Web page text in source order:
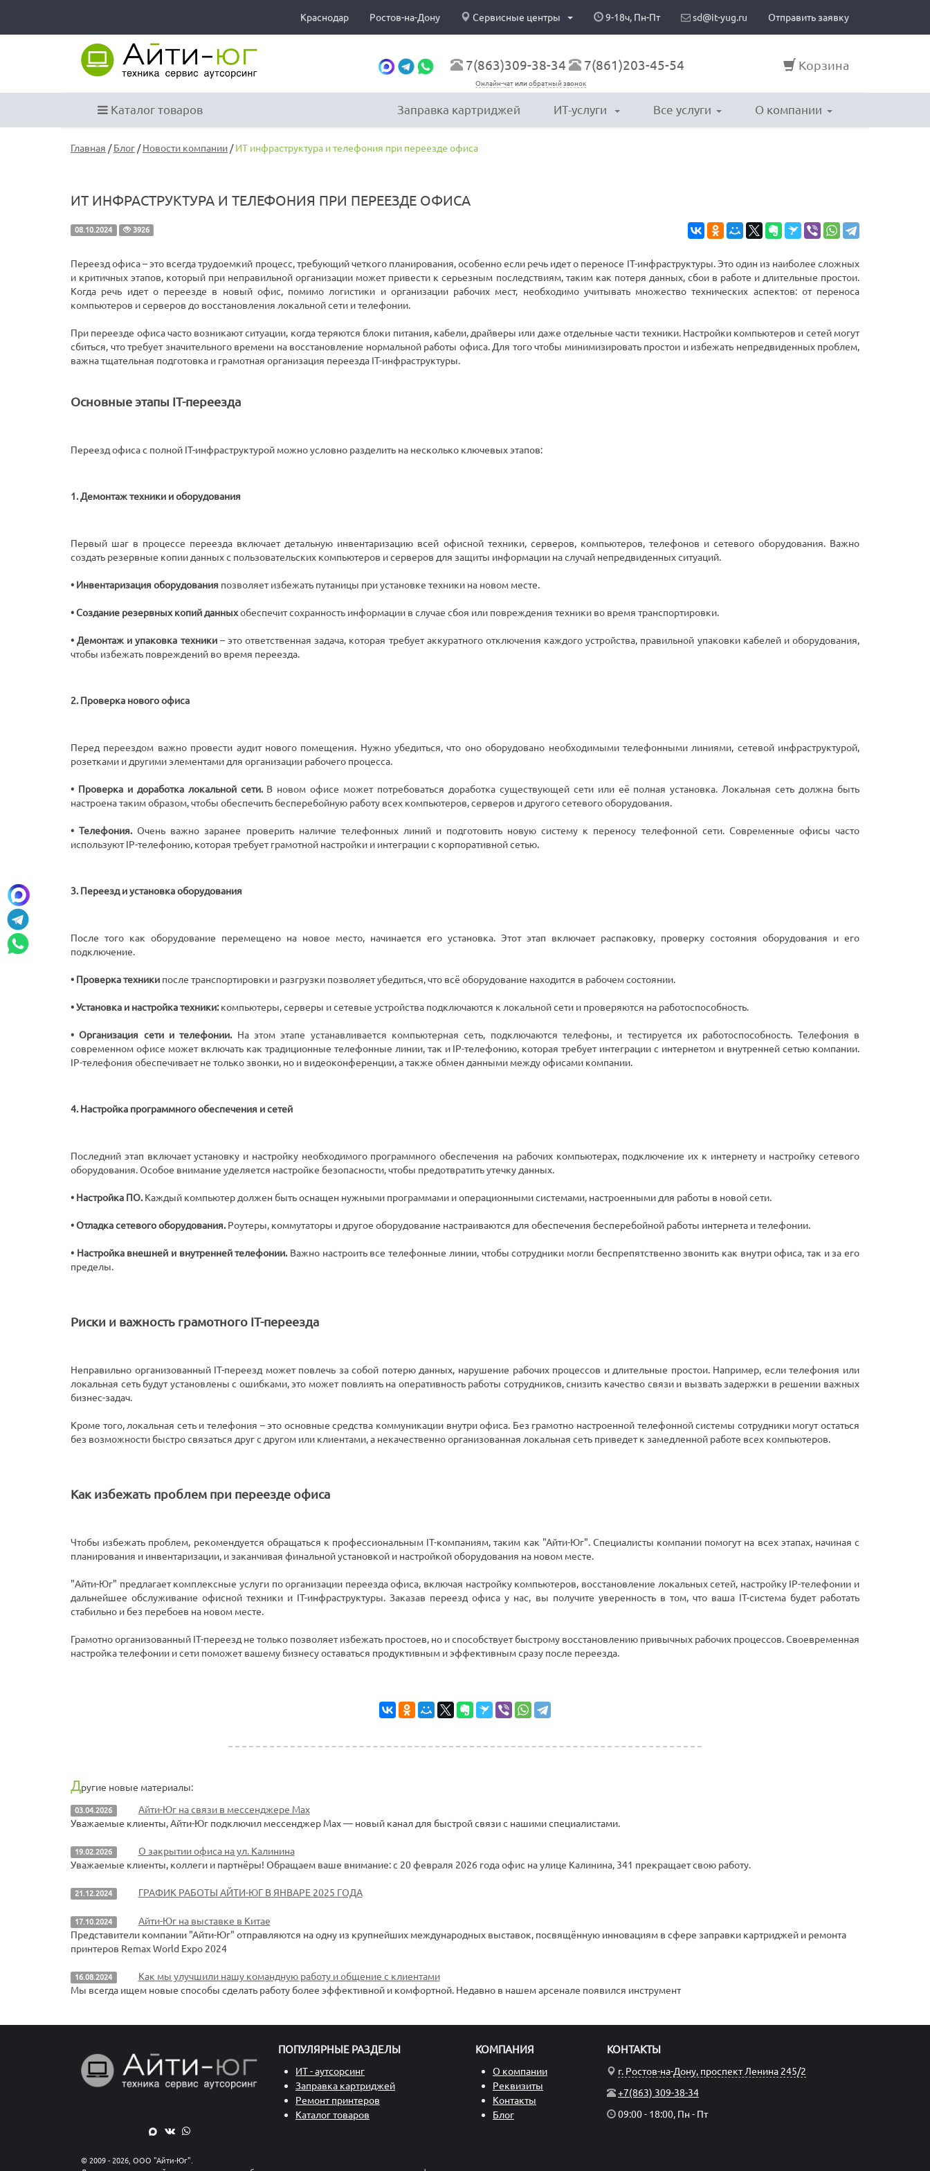
Краснодар Ростов-на-Дону Сервисные центры 9-18ч, Пн-Пт sd@it-yug.ru Отправить заявку
7(863)309-38-34 7(861)203-45-54
Онлайн-чатилиобратный звонок
Корзина
Каталог товаров Заправка картриджей ИТ-услуги Все услуги О компании
Главная /Блог/Новости компании/ИТ инфраструктура и телефония при переезде офиса
ИТ ИНФРАСТРУКТУРА И ТЕЛЕФОНИЯ ПРИ ПЕРЕЕЗДЕ ОФИСА
08.10.2024 3926
Переезд офиса – это всегда трудоемкий процесс, требующий четкого планирования, особенно если речь идет о переносе IT-инфраструктуры. Это один из наиболее сложных
и критичных этапов, который при неправильной организации может привести к серьезным последствиям, таким как потеря данных, сбои в работе и длительные простои.
Когда речь идет о переезде в новый офис, помимо логистики и организации рабочих мест, необходимо учитывать множество технических аспектов: от переноса
компьютеров и серверов до восстановления локальной сети и телефонии.
При переезде офиса часто возникают ситуации, когда теряются блоки питания, кабели, драйверы или даже отдельные части техники. Настройки компьютеров и сетей могут
сбиться, что требует значительного времени на восстановление нормальной работы офиса. Для того чтобы минимизировать простои и избежать непредвиденных проблем,
важна тщательная подготовка и грамотная организация переезда IT-инфраструктуры.
Основные этапы IT-переезда
Переезд офиса с полной IT-инфраструктурой можно условно разделить на несколько ключевых этапов:
1. Демонтаж техники и оборудования
Первый шаг в процессе переезда включает детальную инвентаризацию всей офисной техники, серверов, компьютеров, телефонов и сетевого оборудования. Важно
создать резервные копии данных с пользовательских компьютеров и серверов для защиты информации на случай непредвиденных ситуаций.
• Инвентаризация оборудования позволяет избежать путаницы при установке техники на новом месте.
• Создание резервных копий данныхобеспечит сохранность информации в случае сбоя или повреждения техники во время транспортировки.
• Демонтаж и упаковка техники– это ответственная задача, которая требует аккуратного отключения каждого устройства, правильной упаковки кабелей и оборудования,
чтобы избежать повреждений во время переезда.
2. Проверка нового офиса
Перед переездом важно провести аудит нового помещения. Нужно убедиться, что оно оборудовано необходимыми телефонными линиями, сетевой инфраструктурой,
розетками и другими элементами для организации рабочего процесса.
• Проверка и доработка локальной сети.В новом офисе может потребоваться доработка существующей сети или её полная установка. Локальная сеть должна быть
настроена таким образом, чтобы обеспечить бесперебойную работу всех компьютеров, серверов и другого сетевого оборудования.
• Телефония.Очень важно заранее проверить наличие телефонных линий и подготовить новую систему к переносу телефонной сети. Современные офисы часто
используют IP-телефонию, которая требует грамотной настройки и интеграции с корпоративной сетью.
3. Переезд и установка оборудования
После того как оборудование перемещено на новое место, начинается его установка. Этот этап включает распаковку, проверку состояния оборудования и его
подключение.
• Проверка техники после транспортировки и разгрузки позволяет убедиться, что всё оборудование находится в рабочем состоянии.
• Установка и настройка техники:компьютеры, серверы и сетевые устройства подключаются к локальной сети и проверяются на работоспособность.
• Организация сети и телефонии.На этом этапе устанавливается компьютерная сеть, подключаются телефоны, и тестируется их работоспособность. Телефония в
современном офисе может включать как традиционные телефонные линии, так и IP-телефонию, которая требует интеграции с интернетом и внутренней сетью компании.
IP-телефония обеспечивает не только звонки, но и видеоконференции, а также обмен данными между офисами компании.
4. Настройка программного обеспечения и сетей
Последний этап включает установку и настройку необходимого программного обеспечения на рабочих компьютерах, подключение их к интернету и настройку сетевого
оборудования. Особое внимание уделяется настройке безопасности, чтобы предотвратить утечку данных.
• Настройка ПО.Каждый компьютер должен быть оснащен нужными программами и операционными системами, настроенными для работы в новой сети.
• Отладка сетевого оборудования.Роутеры, коммутаторы и другое оборудование настраиваются для обеспечения бесперебойной работы интернета и телефонии.
• Настройка внешней и внутренней телефонии.Важно настроить все телефонные линии, чтобы сотрудники могли беспрепятственно звонить как внутри офиса, так и за его
пределы.
Риски и важность грамотного IT-переезда
Неправильно организованный IT-переезд может повлечь за собой потерю данных, нарушение рабочих процессов и длительные простои. Например, если телефония или
локальная сеть будут установлены с ошибками, это может повлиять на оперативность работы сотрудников, снизить качество связи и вызвать задержки в решении важных
бизнес-задач.
Кроме того, локальная сеть и телефония – это основные средства коммуникации внутри офиса. Без грамотно настроенной телефонной системы сотрудники могут остаться
без возможности быстро связаться друг с другом или клиентами, а некачественно организованная локальная сеть приведет к замедленной работе всех компьютеров.
Как избежать проблем при переезде офиса
Чтобы избежать проблем, рекомендуется обращаться к профессиональным IT-компаниям, таким как "Айти-Юг". Специалисты компании помогут на всех этапах, начиная с
планирования и инвентаризации, и заканчивая финальной установкой и настройкой оборудования на новом месте.
"Aйти-Юг" предлагает комплексные услуги по организации переезда офиса, включая настройку компьютеров, восстановление локальных сетей, настройку IP-телефонии и
дальнейшее обслуживание офисной техники и IT-инфраструктуры. Заказав переезд офиса у нас, вы получите уверенность в том, что ваша IT-система будет работать
стабильно и без перебоев на новом месте.
Грамотно организованный IT-переезд не только позволяет избежать простоев, но и способствует быстрому восстановлению привычных рабочих процессов. Своевременная
настройка телефонии и сети поможет вашему бизнесу оставаться продуктивным и эффективным сразу после переезда.
Другие новые материалы:
03.04.2026
Айти-Юг на связи в мессенджере Max
Уважаемые клиенты, Айти-Юг подключил мессенджер Max — новый канал для быстрой связи с нашими специалистами.
19.02.2026
О закрытии офиса на ул. Калинина
Уважаемые клиенты, коллеги и партнёры! Обращаем ваше внимание: с 20 февраля 2026 года офис на улице Калинина, 341 прекращает свою работу.
21.12.2024 ГРАФИК РАБОТЫ АЙТИ-ЮГ В ЯНВАРЕ 2025 ГОДА
17.10.2024
Айти-Юг на выставке в Китае
Представители компании "Айти-Юг" отправляются на одну из крупнейших международных выставок, посвящённую инновациям в сфере заправки картриджей и ремонта
принтеров Remax World Expo 2024
16.08.2024
Как мы улучшили нашу командную работу и общение с клиентами
Мы всегда ищем новые способы сделать работу более эффективной и комфортной. Недавно в нашем арсенале появился инструмент
ПОПУЛЯРНЫЕ РАЗДЕЛЫ
ИТ - аутсорсинг
Заправка картриджей
Ремонт принтеров
Каталог товаров
КОМПАНИЯ
О компании
Реквизиты
Контакты
Блог
КОНТАКТЫ
г. Ростов-на-Дону, проспект Ленина 245/2
+7(863) 309-38-34
09:00 - 18:00, Пн - Пт
© 2009 - 2026, ООО "Айти-Юг".